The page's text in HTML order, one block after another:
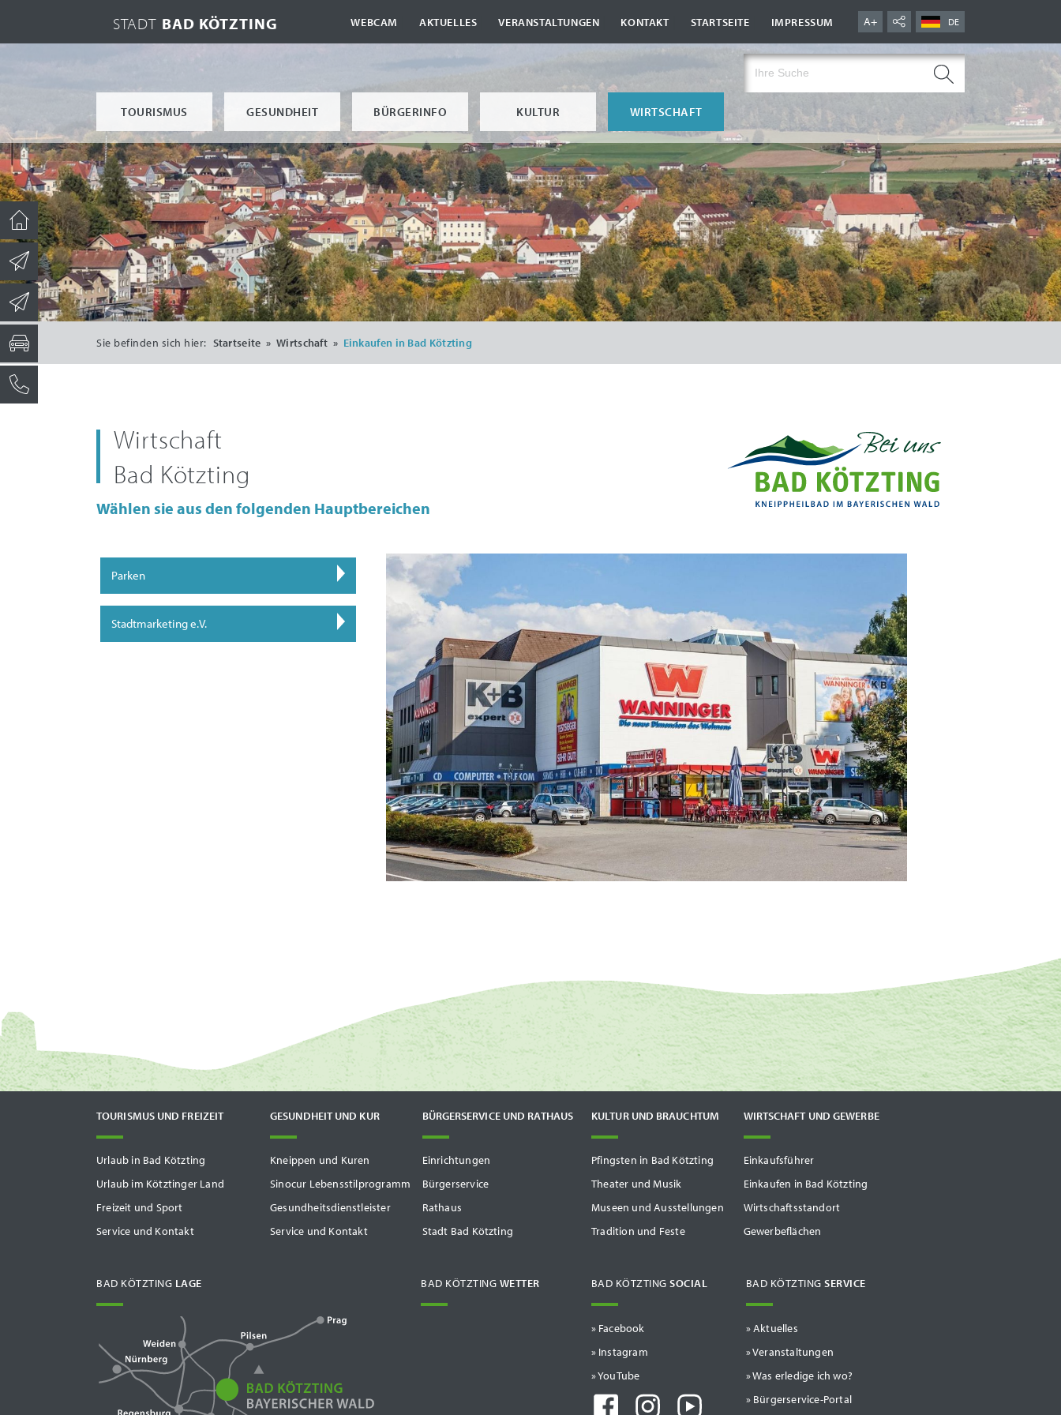
STADT BAD KÖTZTING A+ DE
WEBCAM AKTUELLES VERANSTALTUNGEN KONTAKT| STARTSEITE IMPRESSUM
TOURISMUS GESUNDHEIT BÜRGERINFO KULTUR WIRTSCHAFT
Sie befinden sich hier: Startseite » Wirtschaft » Einkaufen in Bad Kötzting
Wirtschaft
Bad Kötzting
Wählen sie aus den folgenden Hauptbereichen
Parken
Stadtmarketing e.V.
TOURISMUS UND FREIZEIT
Urlaub in Bad Kötzting
Urlaub im Kötztinger Land
Freizeit und Sport
Service und Kontakt
GESUNDHEIT UND KUR
Kneippen und Kuren
Sinocur Lebensstilprogramm
Gesundheitsdienstleister
Service und Kontakt
BÜRGERSERVICE UND RATHAUS
Einrichtungen
Bürgerservice
Rathaus
Stadt Bad Kötzting
KULTUR UND BRAUCHTUM
Pfingsten in Bad Kötzting
Theater und Musik
Museen und Ausstellungen
Tradition und Feste
WIRTSCHAFT UND GEWERBE
Einkaufsführer
Einkaufen in Bad Kötzting
Wirtschaftsstandort
Gewerbeflächen
BAD KÖTZTING WETTER
BAD KÖTZTING LAGE BAD KÖTZTING SOCIAL
» Facebook
» Instagram
» YouTube
BAD KÖTZTINGSERVICE
Aktuelles
Veranstaltungen
Was erledige ich wo?
Bürgerservice-Portal